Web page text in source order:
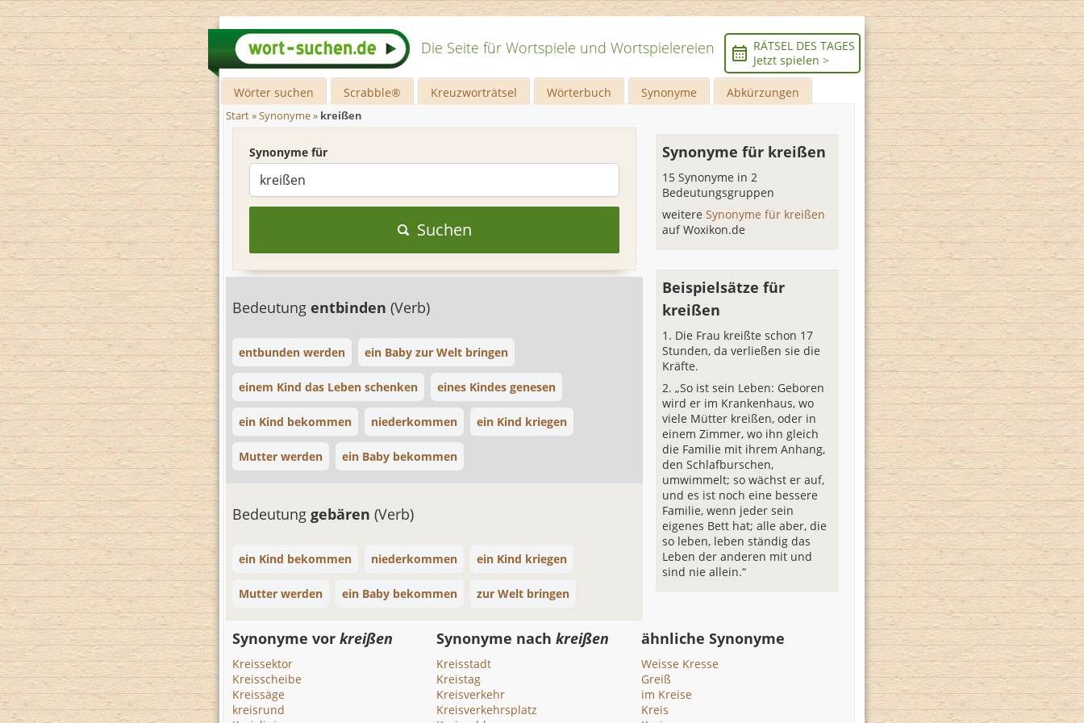
Die Seite für Wortspiele und Wortspielereien
RÄTSEL DES TAGES
Jetzt spielen >
Wörter suchen Scrabble® Kreuzworträtsel Wörterbuch Synonyme Abkürzungen
Start»Synonyme» kreißen
Synonyme für
Suchen
Bedeutung entbinden (Verb)
entbunden werden ein Baby zur Welt bringen
einem Kind das Leben schenken eines Kindes genesen
ein Kind bekommen niederkommen ein Kind kriegen
Mutter werden ein Baby bekommen
Bedeutung gebären (Verb)
ein Kind bekommen niederkommen ein Kind kriegen
Mutter werden ein Baby bekommen zur Welt bringen
Synonyme für kreißen
15 Synonyme in 2
Bedeutungsgruppen
weitereSynonyme für kreißen
auf Woxikon.de
Beispielsätze für
kreißen
Die Frau kreißte schon 17
Stunden, da verließen sie die
Kräfte.
„So ist sein Leben: Geboren
wird er im Krankenhaus, wo
viele Mütter kreißen, oder in
einem Zimmer, wo ihn gleich
die Familie mit ihrem Anhang,
den Schlafburschen,
umwimmelt; so wächst er auf,
und es ist noch eine bessere
Familie, wenn jeder sein
eigenes Bett hat; alle aber, die
so leben, leben ständig das
Leben der anderen mit und
sind nie allein.“
Synonyme vor kreißen
Kreissektor
Kreisscheibe
Kreissäge
kreisrund
Synonyme nachkreißen
Kreisstadt
Kreistag
Kreisverkehr
Kreisverkehrsplatz
ähnliche Synonyme
Weisse Kresse
Greiß
im Kreise
Kreis